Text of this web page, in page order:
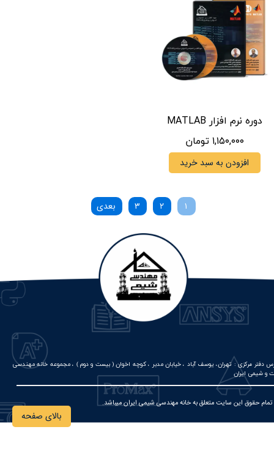
دوره نرم افزار MATLAB
۱,۱۵۰,۰۰۰ تومان
افزودن به سبد خرید
۱ ۲ ۳ بعدی
دفتر مرکزی : تهران، یوسف آباد ، خیابان مدبر ، کوچه اخوان ( بیست و دوم ) ، مجموعه خانه مهندسی
و شیمی ایران
حقوق این سایت متعلق به خانه مهندسی شیمی ایران میباشد.
بالای صفحه